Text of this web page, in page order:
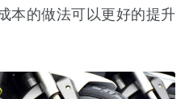
本的做法可以更好的提升